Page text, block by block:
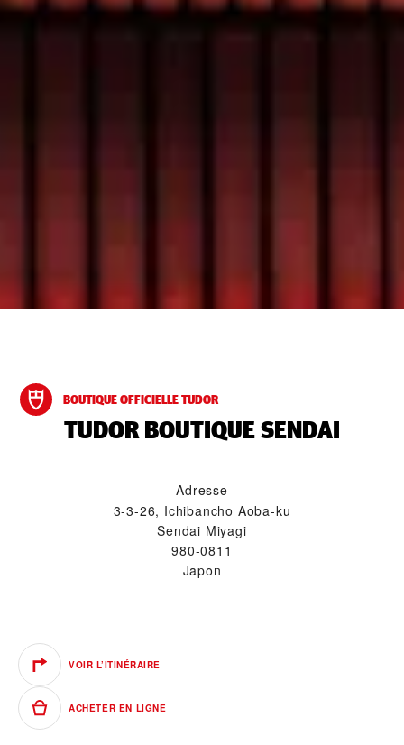
BOUTIQUE OFFICIELLE TUDOR
‭TUDOR BOUTIQUE SENDAI‬
Adresse
3-3-26, Ichibancho Aoba-ku
Sendai Miyagi
980-0811
Japon
VOIR L’ITINÉRAIRE
ACHETER EN LIGNE